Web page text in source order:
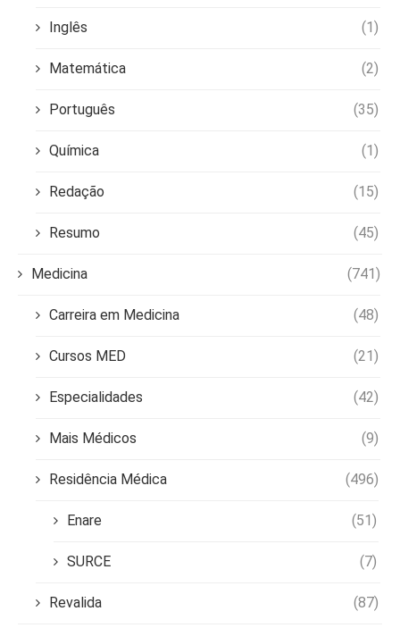
Inglês (1)
Matemática (2)
Português (35)
Química (1)
Redação (15)
Resumo (45)
Medicina (741)
Carreira em Medicina (48)
Cursos MED (21)
Especialidades (42)
Mais Médicos (9)
Residência Médica (496)
Enare (51)
SURCE (7)
Revalida (87)